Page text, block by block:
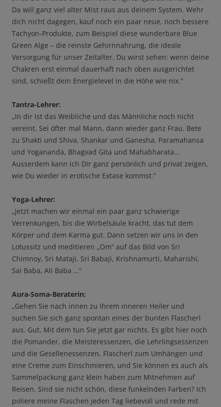
Da will ganz viel alter Mist raus aus deinem System. Wehr
dich nicht dagegen, kauf noch ein paar neue, noch bessere
Tachyon-Produkte, zum Beispiel diese wunderbare Blue
Green Alge – die reinste Gehirnnahrung, die ideale
Versorgung für unser Zeitalter. Du wirst sehen: wenn deine
Chakren erst einmal dauerhaft nach oben ausgerichtet
sind, schießt dein Energielevel in die Höhe wie nix.“
Tantra-Lehrer:
„In dir ist das Weibliche und das Männliche noch nicht
vereint. Sei öfter mal Mann, dann wieder ganz Frau. Bete
zu Shakti und Shiva, Shankar und Ganesha, Paramahansa
und Yogananda, Bhagvad Gita und Mahabharata…
Ausserdem kann ich Dir ganz persönlich und privat zeigen,
wie Du wieder in erotische Extase kommst.“
Yoga-Lehrer:
„Jetzt machen wir einmal ein paar ganz schwierige
Verrenkungen, bis die Wirbelsäule kracht, das tut dem
Körper und dem Karma gut. Dann setzen wir uns in den
Lotussitz und meditieren „Om“ auf das Bild von Sri
Chimnoy, Sri Mataji, Sri Babaji, Krishnamurti, Maharishi,
Sai Baba, Ali Baba …“
Aura-Soma-Beraterin:
„Gehen Sie nach innen zu Ihrem inneren Heiler und
suchen Sie sich ganz spontan eines der bunten Flascherl
aus. Gut. Mit dem tun Sie jetzt gar nichts. Es gibt hier noch
die Pomander, die Meisteressenzen, die Lehrlingsessenzen
und die Gesellenessenzen, Flascherl zum Umhängen und
eine Creme zum Einschmieren, und Sie können es auch als
Sammelpackung ganz klein haben zum Mitnehmen auf
Reisen. Sind sie nicht schön, diese funkelnden Farben? Ich
poliere meine Flaschen jeden Tag liebevoll und rede mit